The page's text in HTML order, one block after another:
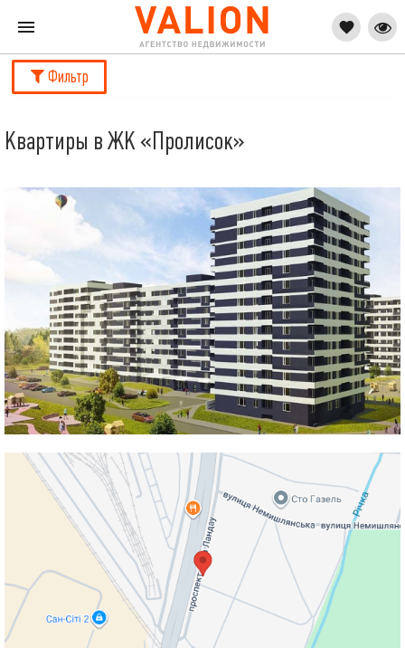
Фильтр
Квартиры в ЖК «Пролисок»